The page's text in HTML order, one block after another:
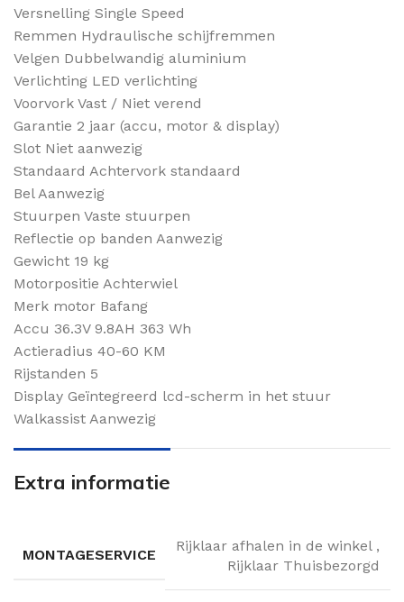
Versnelling Single Speed
Remmen Hydraulische schijfremmen
Velgen Dubbelwandig aluminium
Verlichting LED verlichting
Voorvork Vast / Niet verend
Garantie 2 jaar (accu, motor & display)
Slot Niet aanwezig
Standaard Achtervork standaard
Bel Aanwezig
Stuurpen Vaste stuurpen
Reflectie op banden Aanwezig
Gewicht 19 kg
Motorpositie Achterwiel
Merk motor Bafang
Accu 36.3V 9.8AH 363 Wh
Actieradius 40-60 KM
Rijstanden 5
Display Geïntegreerd lcd-scherm in het stuur
Walkassist Aanwezig
Extra informatie
MONTAGESERVICE
Rijklaar afhalen in de winkel ,
Rijklaar Thuisbezorgd